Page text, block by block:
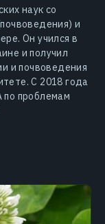
наук со
и
Он учился в
и получил
и почвоведения
С 2018 года
по проблемам